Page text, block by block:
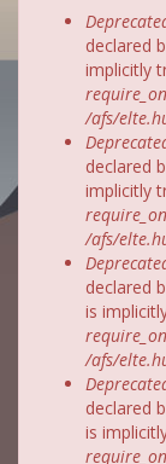
Hibaüzenet
declared
implicitly
/afs/
declared
implicitly
/afs/
declared
is
/afs/
declared
is